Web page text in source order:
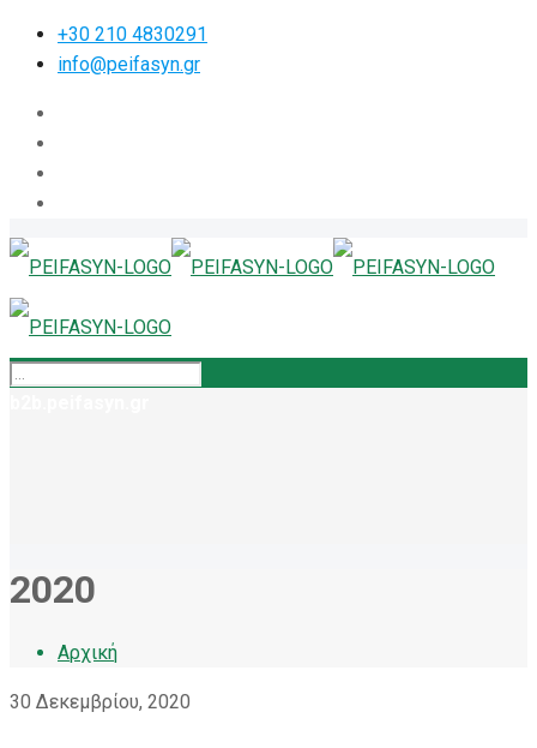
+30 210 4830291
info@peifasyn.gr
2020
Αρχική
30 Δεκεμβρίου, 2020